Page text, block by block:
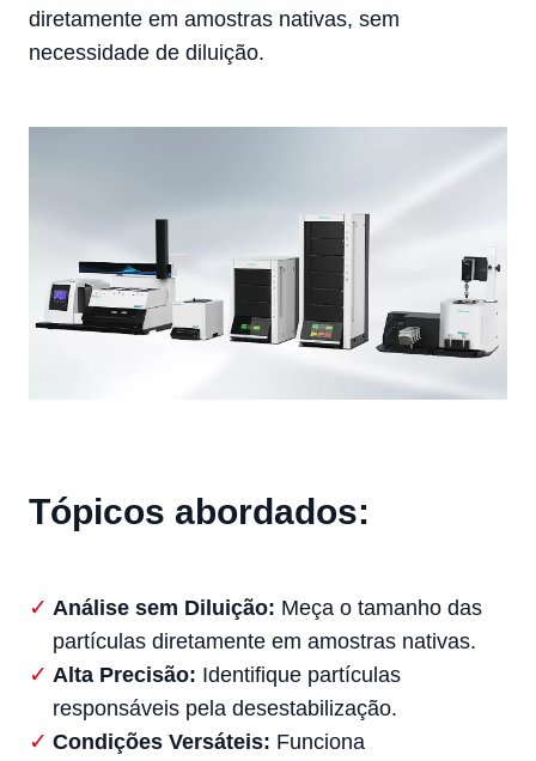
diretamente em amostras nativas, sem
necessidade de diluição.
Tópicos abordados:
Análise sem Diluição: Meça o tamanho das
partículas diretamente em amostras nativas.
Alta Precisão: Identifique partículas
responsáveis pela desestabilização.
Condições Versáteis: Funciona